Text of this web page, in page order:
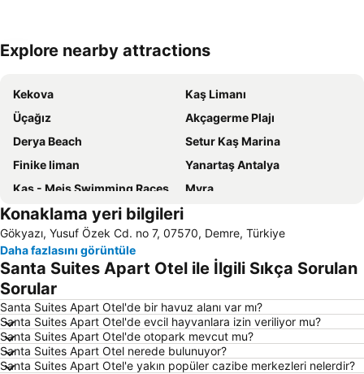
Haritayı genişlet
Explore nearby attractions
Kekova
Kaş Limanı
Üçağız
Akçagerme Plajı
Derya Beach
Setur Kaş Marina
Finike liman
Yanartaş Antalya
Kas - Meis Swimming Races
Myra
Finike Limanı
Setur Finike Marina
Cathedral of St Constantine and Helen
Nautilus Diving Center
Traditional Settlement of Megisti
Limyra
Konaklama yeri bilgileri
Gökyazı, Yusuf Özek Cd. no 7, 07570, Demre, Türkiye
Daha fazlasını görüntüle
Santa Suites Apart Otel ile İlgili Sıkça Sorulan
Sorular
Santa Suites Apart Otel'de bir havuz alanı var mı?
Santa Suites Apart Otel'de evcil hayvanlara izin veriliyor mu?
Santa Suites Apart Otel'de otopark mevcut mu?
Santa Suites Apart Otel nerede bulunuyor?
Santa Suites Apart Otel'e yakın popüler cazibe merkezleri nelerdir?